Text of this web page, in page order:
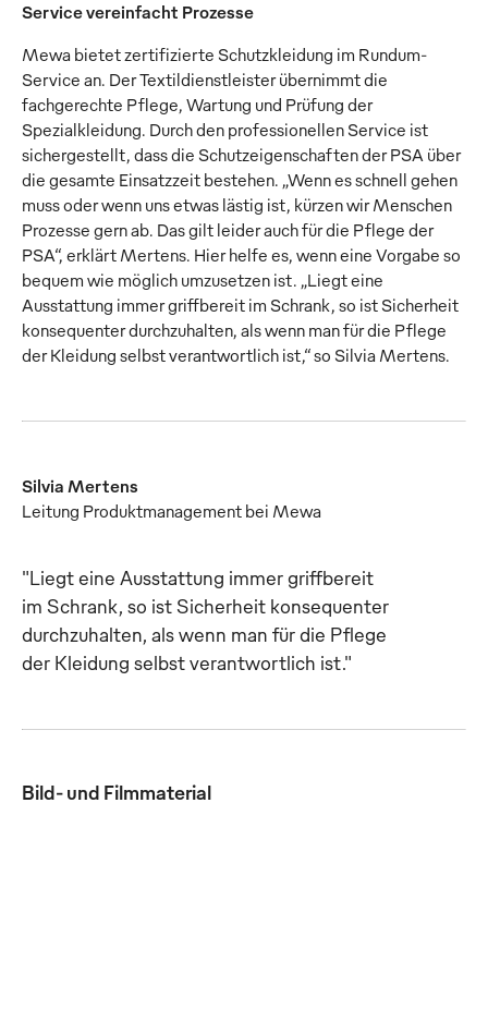
Service vereinfacht Prozesse
Mewa bietet zertifizierte Schutzkleidung im Rundum-
Service an. Der Textildienstleister übernimmt die
fachgerechte Pflege, Wartung und Prüfung der
Spezialkleidung. Durch den professionellen Service ist
sichergestellt, dass die Schutzeigenschaften der PSA über
die gesamte Einsatzzeit bestehen. „Wenn es schnell gehen
muss oder wenn uns etwas lästig ist, kürzen wir Menschen
Prozesse gern ab. Das gilt leider auch für die Pflege der
PSA“, erklärt Mertens. Hier helfe es, wenn eine Vorgabe so
bequem wie möglich umzusetzen ist. „Liegt eine
Ausstattung immer griffbereit im Schrank, so ist Sicherheit
konsequenter durchzuhalten, als wenn man für die Pflege
der Kleidung selbst verantwortlich ist,“ so Silvia Mertens.
Silvia Mertens
Leitung Produktmanagement bei Mewa
"Liegt eine Ausstattung immer griffbereit
im Schrank, so ist Sicherheit konsequenter
durchzuhalten, als wenn man für die Pflege
der Kleidung selbst verantwortlich ist."
Bild- und Filmmaterial